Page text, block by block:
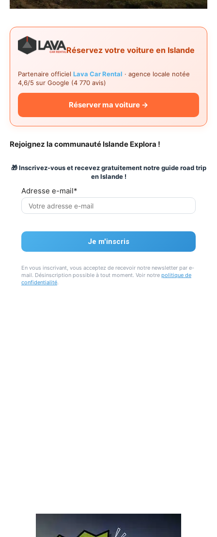
Réservez votre voiture en Islande
Partenaire officiel Lava Car Rental · agence locale notée
4,6/5 sur Google (4 770 avis)
Réserver ma voiture →
Rejoignez la communauté Islande Explora !
🎁 Inscrivez-vous et recevez gratuitement notre guide road trip
en Islande !
Adresse e-mail*
En vous inscrivant, vous acceptez de recevoir notre newsletter par e-
mail. Désinscription possible à tout moment. Voir notre politique de
confidentialité.